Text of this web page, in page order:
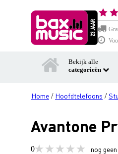
Bekijk alle
categorieën
Home / Hoofdtelefoons /
Avantone
0 nog